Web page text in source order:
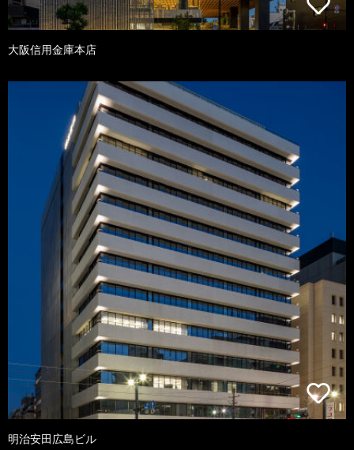
大阪信用金庫本店
明治安田広島ビル